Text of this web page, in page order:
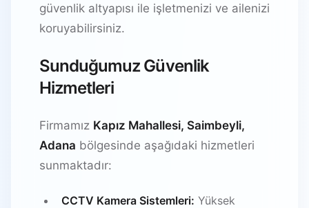
güvenlik altyapısı ile işletmenizi ve ailenizi
koruyabilirsiniz.
Sunduğumuz Güvenlik
Hizmetleri
Firmamız Kapız Mahallesi, Saimbeyli,
Adana bölgesinde aşağıdaki hizmetleri
sunmaktadır:
CCTV Kamera Sistemleri: Yüksek